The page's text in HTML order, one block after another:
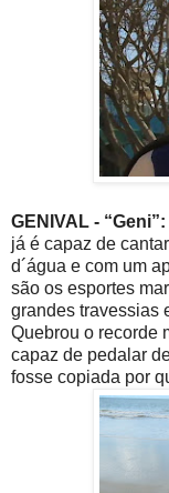
GENIVAL - “Geni”:
já é capaz de
d´água e com um
são os esportes
grandes travessias
Quebrou o recorde
capaz de pedalar
fosse copiada por